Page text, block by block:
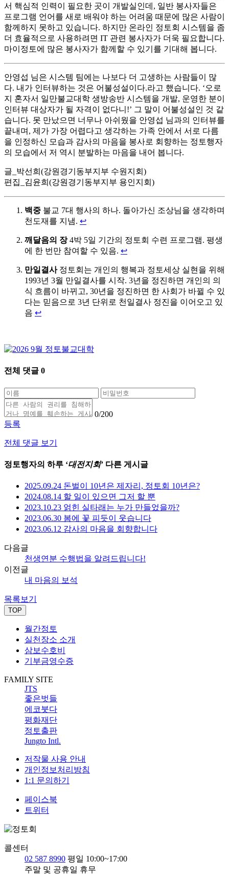
서 핵심적 인력이 필요한 곳이 개발실인데, 일반 봉사자들은
프로그램 언어를 새로 배워야 하는 어려움 때문에 많은 사람이
함께하지 못하고 있습니다. 하지만 온라인 정토회 시스템을 좀
더 효율적으로 사용하려면 IT 관련 봉사자가 더욱 필요합니다.
마이정토에 많은 봉사자가 함께할 수 있기를 기대해 봅니다.
안영섭 님은 시스템 팀에는 나보다 더 고생하는 사람들이 많
다. 내가 인터뷰하는 것은 어불성설이다.라고 했습니다. ‘오로
지 혼자서 일만불교대학 생방송반 시스템을 개발, 운영한 분이
인터뷰 대상자가 될 자격이 없다니!’ 그 말이 어불성설인 것 같
습니다. 못 만났으면 너무나 아쉬웠을 안영섭 님과의 인터뷰를
끝내며, 제가 가장 어렵다고 생각하는 가족 안에서 서로 다름
을 인정하신 모습과 감사의 마음을 봉사로 회향하는 정토행자
의 모습에서 저 역시 분발하는 마음을 내어 봅니다.
글_박선희(강원경기동부지부 수원지회)
편집_김윤희(강원경기동부지부 용인지회)
백중 불교 7대 행사의 하나. 돌아가신 조상님을 생각하며
천도재를 지냄. ↩
깨달음의 장4박 5일 기간의 정토회 수련 프로그램. 평생
에 한 번만 참여할 수 있음. ↩
만일결사정토회는 개인의 행복과 정토세상 실현을 위해
1993년 3월 만일결사를 시작. 3년을 정진하면 개인의 의
식 흐름이 바뀌고, 30년을 정진하면 한 사회가 바뀔 수 있
다는 믿음으로 3년 단위로 천일결사 정진을 이어오고 있
음 ↩
전체 댓글 0
0/200
등록
전체 댓글 보기
정토행자의 하루 ‘대전지회’ 다른 게시글
2025.09.24 돈벌이 10년은 제자리, 정토회 10년은?
2024.08.14 할 일이 있으면 그저 할 뿐
2023.10.23 얽힌 실타래는 누가 만들었을까?
2023.06.30 봄에 꽃 피듯이 웃습니다
2023.06.12 감사의 마음을 회향합니다
다음글
천생연분 수행법을 알려드립니다!
이전글
내 마음의 보석
목록보기
TOP
월간정토
실천장소 소개
삼보수호비
기부금영수증
FAMILY SITE
JTS
좋은벗들
에코붓다
평화재단
정토출판
Jungto Intl.
저작물 사용 안내
개인정보처리방침
1:1 문의하기
페이스북
트위터
콜센터
02 587 8990 평일 10:00~17:00
주말 및 공휴일 휴무